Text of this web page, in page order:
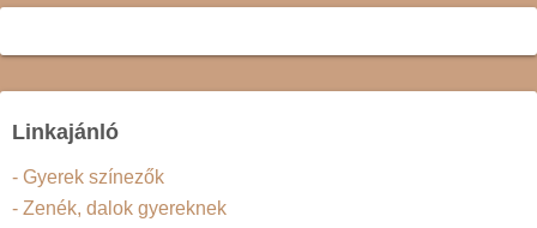
Linkajánló
- Gyerek színezők
- Zenék, dalok gyereknek